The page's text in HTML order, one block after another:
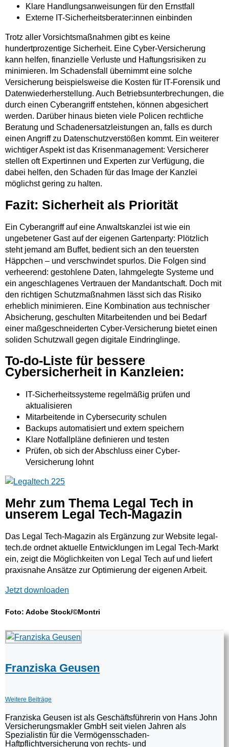
Klare Handlungsanweisungen für den Ernstfall
Externe IT-Sicherheitsberater:innen einbinden
Trotz aller Vorsichtsmaßnahmen gibt es keine
hundertprozentige Sicherheit. Eine Cyber-Versicherung
kann helfen, finanzielle Verluste und Haftungsrisiken zu
minimieren. Im Schadensfall übernimmt eine solche
Versicherung beispielsweise die Kosten für IT-Forensik und
Datenwiederherstellung. Auch Betriebsunterbrechungen, die
durch einen Cyberangriff entstehen, können abgesichert
werden. Darüber hinaus bieten viele Policen rechtliche
Beratung und Schadenersatzleistungen an, falls es durch
einen Angriff zu Datenschutzverstößen kommt. Ein weiterer
wichtiger Aspekt ist das Krisenmanagement: Versicherer
stellen oft Expertinnen und Experten zur Verfügung, die
dabei helfen, den Schaden für das Image der Kanzlei
möglichst gering zu halten.
Fazit: Sicherheit als Priorität
Ein Cyberangriff auf eine Anwaltskanzlei ist wie ein
ungebetener Gast auf der eigenen Gartenparty: Plötzlich
steht jemand am Buffet, bedient sich an den teuersten
Häppchen – und verschwindet spurlos. Die Folgen sind
verheerend: gestohlene Daten, lahmgelegte Systeme und
ein angeschlagenes Vertrauen der Mandantschaft. Doch mit
den richtigen Schutzmaßnahmen lässt sich das Risiko
erheblich minimieren. Eine Kombination aus technischer
Absicherung, geschulten Mitarbeitenden und bei Bedarf
einer maßgeschneiderten Cyber-Versicherung bietet einen
soliden Schutzwall gegen digitale Eindringlinge.
To-do-Liste für bessere
Cybersicherheit in Kanzleien:
IT-Sicherheitssysteme regelmäßig prüfen und
aktualisieren
Mitarbeitende in Cybersecurity schulen
Backups automatisiert und extern speichern
Klare Notfallpläne definieren und testen
Prüfen, ob sich der Abschluss einer Cyber-
Versicherung lohnt
Mehr zum Thema Legal Tech in
unserem Legal Tech-Magazin
Das Legal Tech-Magazin als Ergänzung zur Website legal-
tech.de ordnet aktuelle Entwicklungen im Legal Tech-Markt
ein, zeigt die Möglichkeiten von Legal Tech auf und liefert
praxisnahe Ansätze zur Optimierung der eigenen Arbeit.
Jetzt downloaden
Foto: Adobe Stock/©Montri
Franziska Geusen
Weitere Beiträge
Franziska Geusen ist als Geschäftsführerin von Hans John
Versicherungsmakler GmbH seit vielen Jahren als
Spezialistin für die Vermögensschaden-
Haftpflichtversicherung von rechts- und